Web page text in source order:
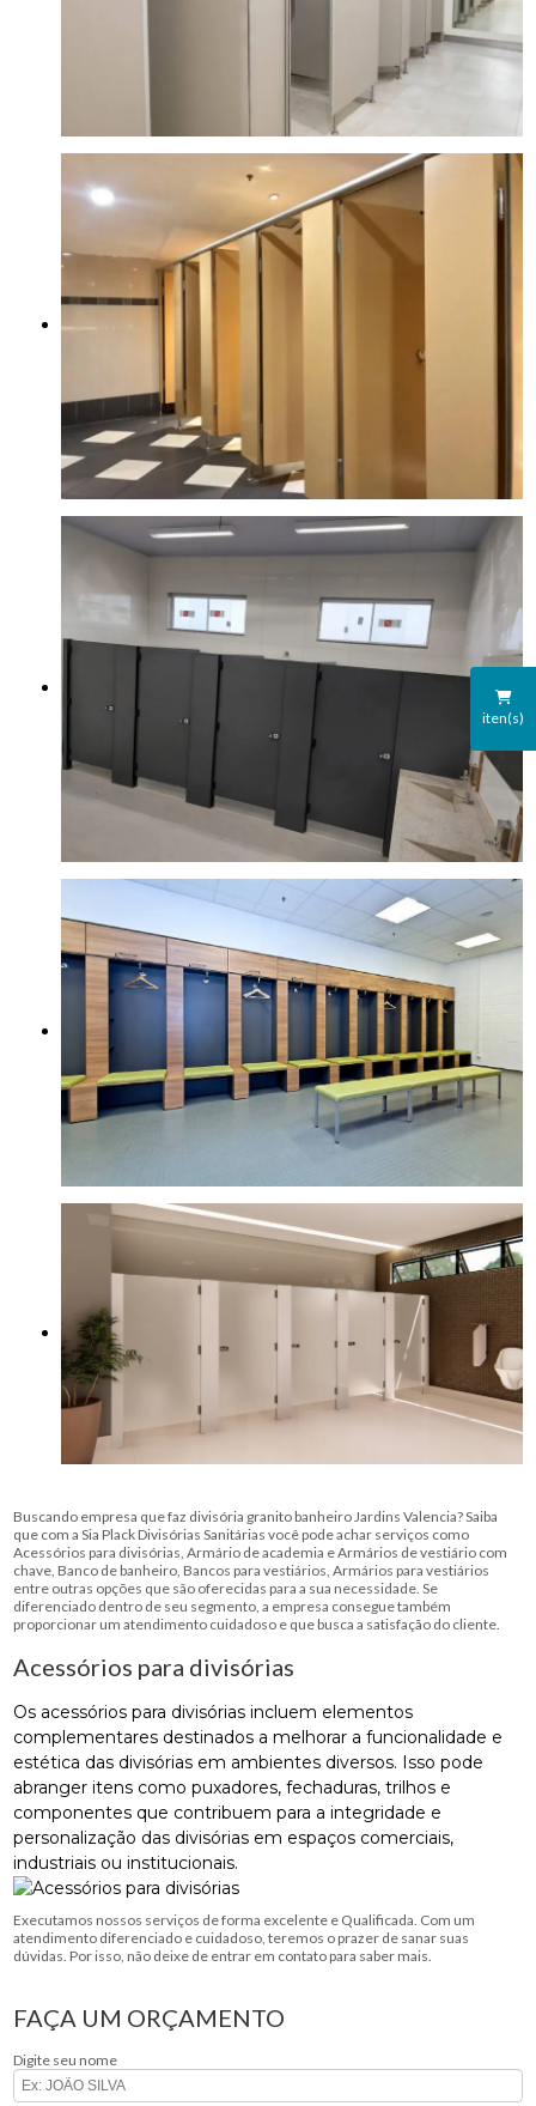
iten(s)
Buscando empresa que faz divisória granito banheiro Jardins Valencia? Saiba
que com a Sia Plack Divisórias Sanitárias você pode achar serviços como
Acessórios para divisórias, Armário de academia e Armários de vestiário com
chave, Banco de banheiro, Bancos para vestiários, Armários para vestiários
entre outras opções que são oferecidas para a sua necessidade. Se
diferenciado dentro de seu segmento, a empresa consegue também
proporcionar um atendimento cuidadoso e que busca a satisfação do cliente.
Acessórios para divisórias
Os acessórios para divisórias incluem elementos
complementares destinados a melhorar a funcionalidade e
estética das divisórias em ambientes diversos. Isso pode
abranger itens como puxadores, fechaduras, trilhos e
componentes que contribuem para a integridade e
personalização das divisórias em espaços comerciais,
industriais ou institucionais.
Executamos nossos serviços de forma excelente e Qualificada. Com um
atendimento diferenciado e cuidadoso, teremos o prazer de sanar suas
dúvidas. Por isso, não deixe de entrar em contato para saber mais.
FAÇA UM ORÇAMENTO
Digite seu nome